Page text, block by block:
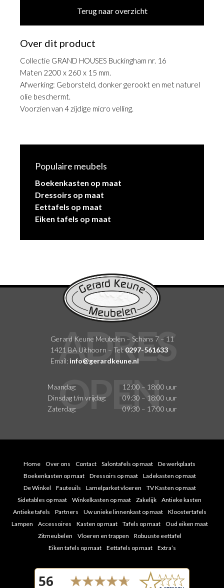
Populaire meubels
Boekenkasten op maat
Dressoirs op maat
Eettafels op maat
Eiken tafels op maat
Terug naar overzicht
Over dit product
Collectie GRAND HOUSES Buckingham nr. 16
Maten 2200 x 260 x 15 mm.
Afwerking: Geborsteld, donker gerookt en met naturel
olie beschermt.
Voorzien van 4 zijdige micro velling.
Gerard Keune Meubelen – Schans 7 – 11
1421 BA Uithoorn – Tel: 0297-561633
Email: info@gerardkeune.nl
Maandag:
12:00 – 18:00 uur
Dinsdag t/m vrijdag:
09:30 – 18:00 uur
Zaterdag:
09:30 – 17:00 uur
Home Over ons Contact Salontafels op maat
De werkplaats
Boekenkasten op maat
Dressoirs op maat
Ladekasten op maat
De Winkel
Fauteuils Lamelparket vloeren
TV Kasten op maat
Sidetables op maat
Winkelkasten op maat Zakelijk
Antieke kasten
Antieke tafels
Partners Uw unieke linnenkast op maat
Kloostertafels
Lampen
Accessoires Kasten op maat Tafels op maat
Oud eiken maat
Zitmeubelen
Vloeren en trappen
Robuuste eettafel
Eiken tafels op maat
Eettafels op maat Extra’s